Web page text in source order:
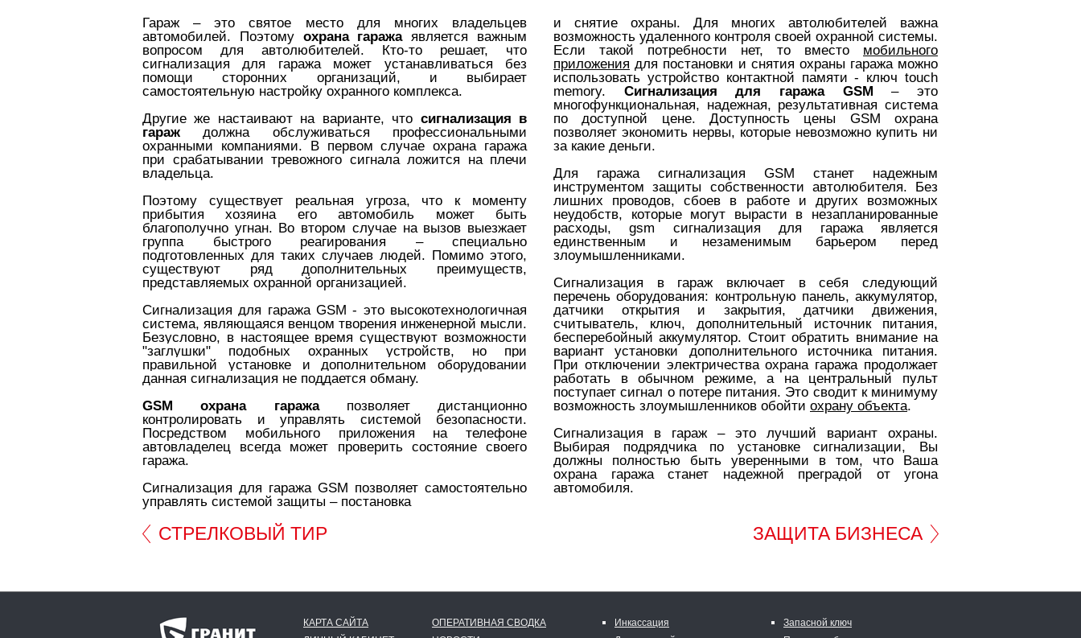
Гараж – это святое место для многих владельцев
автомобилей. Поэтому охрана гаражаявляется важным
вопросом для автолюбителей. Кто-то решает, что
сигнализация для гаража может устанавливаться без
помощи сторонних организаций, и выбирает
самостоятельную настройку охранного комплекса.
Другие же настаивают на варианте, что сигнализация в
гараж должна обслуживаться профессиональными
охранными компаниями. В первом случае охрана гаража
при срабатывании тревожного сигнала ложится на плечи
владельца.
Поэтому существует реальная угроза, что к моменту
прибытия хозяина его автомобиль может быть
благополучно угнан. Во втором случае на вызов выезжает
группа быстрого реагирования – специально
подготовленных для таких случаев людей. Помимо этого,
существуют ряд дополнительных преимуществ,
представляемых охранной организацией.
Сигнализация для гаража GSM - это высокотехнологичная
система, являющаяся венцом творения инженерной мысли.
Безусловно, в настоящее время существуют возможности
"заглушки" подобных охранных устройств, но при
правильной установке и дополнительном оборудовании
данная сигнализация не поддается обману.
GSM охрана гаражапозволяет дистанционно
контролировать и управлять системой безопасности.
Посредством мобильного приложения на телефоне
автовладелец всегда может проверить состояние своего
гаража.
Сигнализация для гаража GSM позволяет самостоятельно
управлять системой защиты – постановка
и снятие охраны. Для многих автолюбителей важна
возможность удаленного контроля своей охранной системы.
Если такой потребности нет, то вместо мобильного
приложения для постановки и снятия охраны гаража можно
использовать устройство контактной памяти - ключ touch
memory. Сигнализация для гаража GSM– это
многофункциональная, надежная, результативная система
по доступной цене. Доступность цены GSM охрана
позволяет экономить нервы, которые невозможно купить ни
за какие деньги.
Для гаража сигнализация GSM станет надежным
инструментом защиты собственности автолюбителя. Без
лишних проводов, сбоев в работе и других возможных
неудобств, которые могут вырасти в незапланированные
расходы, gsm сигнализация для гаража является
единственным и незаменимым барьером перед
злоумышленниками.
Сигнализация в гараж включает в себя следующий
перечень оборудования: контрольную панель, аккумулятор,
датчики открытия и закрытия, датчики движения,
считыватель, ключ, дополнительный источник питания,
бесперебойный аккумулятор. Стоит обратить внимание на
вариант установки дополнительного источника питания.
При отключении электричества охрана гаража продолжает
работать в обычном режиме, а на центральный пульт
поступает сигнал о потере питания. Это сводит к минимуму
возможность злоумышленников обойти охрану объекта.
Сигнализация в гараж
– это лучший вариант охраны.
Выбирая подрядчика по установке сигнализации, Вы
должны полностью быть уверенными в том, что Ваша
охрана гаража станет надежной преградой от угона
автомобиля.
СТРЕЛКОВЫЙ ТИР ЗАЩИТА БИЗНЕСА
КАРТА САЙТА
ОПЕРАТИВНАЯ СВОДКА Инкассация
Запасной ключ